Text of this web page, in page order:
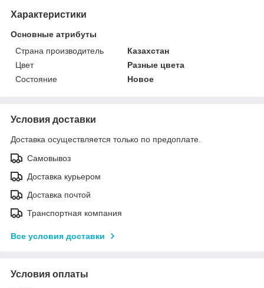
Характеристики
Основные атрибуты
Страна производитель
Казахстан
Цвет
Разные цвета
Состояние
Новое
Условия доставки
Доставка осуществляется только по предоплате.
Самовывоз
Доставка курьером
Доставка почтой
Транспортная компания
Все условия доставки
Условия оплаты